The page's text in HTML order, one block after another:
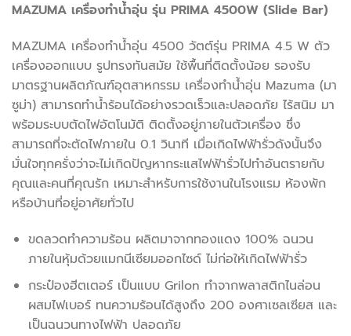
MAZUMA เครื่องทำน้ำอุ่น รุ่น PRIMA 4500W (Slide Bar)
MAZUMA เครื่องทำน้ำอุ่น 4500 วัตต์รุ่น PRIMA 4.5 W ตัว
เครื่องออกแบบ รูปทรงทันสมัย ใช้พื้นที่ติดตั้งน้อย รองรับ
มาตรฐานผลิตภัณฑ์อุตสาหกรรม เครื่องทำน้ำอุ่น Mazuma (มา
ซูม่า) สามารถทำน้ำร้อนได้อย่างรวดเร็วและปลอดภัย ไร้สนิม มา
พร้อมระบบตัดไฟอัตโนมัติ ติดตั้งอยู่ภายในตัวเครื่อง ซึ่ง
สามารถที่จะตัดไฟภายใน 0.1 วินาที เมื่อเกิดไฟฟ้ารั่วดังนั้นจึง
มั่นใจทุกครั่งว่าจะไม่เกิดปัญหากระแสไฟฟ้ารั่วไปทำอันตรายกับ
คุณและคนที่คุณรัก เหมาะสำหรับการใช้งานในโรงแรม ห้องพัก
หรือบ้านที่อยู่อาศัยทั่วไป
ขดลวดทำความร้อน ผลิตมาจากทองแดง 100% ฉนวน
ภายในหุ้มด้วยแมกนีเซียมออกไซด์ ไม่ก่อให้เกิดไฟฟ้ารั่ว
กระป๋องฮีตเตอร์ เป็นแบบ Grilon ทำจากพลาสติกไนล่อน
ผสมไฟเบอร์ ทนความร้อนได้สูงถึง 200 องศาเซลเซียส และ
เป็นฉนวนทางไฟฟ้า ปลอดภัย